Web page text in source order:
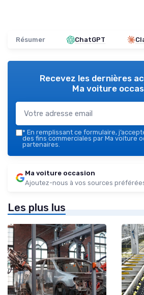
Résumer ChatGPT
Recevez les dernières
Ma voiture
* En remplissant ce formulaire,
des fins commerciales par Ma voiture
partenaires.
Ma voiture occasion
Ajoutez-nous à vos sources
Les plus lus